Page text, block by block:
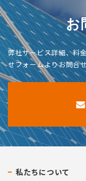
お
弊社サービス詳細、料
せフォームよりお問合
私たちについて